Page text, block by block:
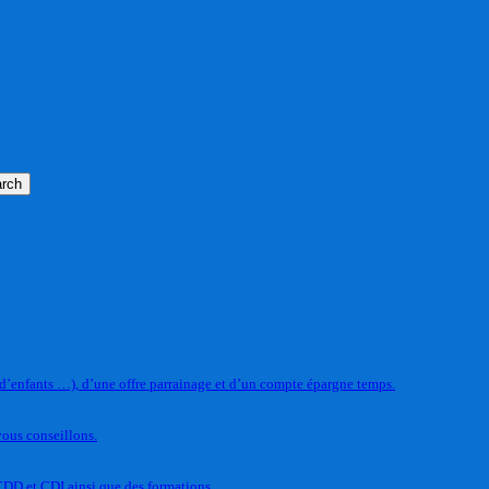
…), d’une offre parrainage et d’un compte épargne temps.
conseillons.